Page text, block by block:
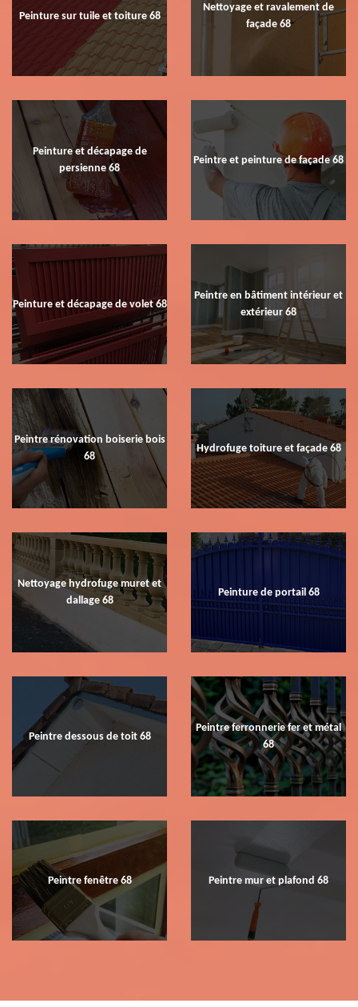
Peinture sur tuile et toiture 68
Nettoyage et ravalement de
façade 68
Peinture et décapage de
persienne 68
Peintre et peinture de façade 68
Peinture et décapage de volet 68
Peintre en bâtiment intérieur et
extérieur 68
Peintre rénovation boiserie bois
68
Hydrofuge toiture et façade 68
Nettoyage hydrofuge muret et
dallage 68
Peinture de portail 68
Peintre dessous de toit 68
Peintre ferronnerie fer et métal
68
Peintre fenêtre 68 Peintre mur et plafond 68